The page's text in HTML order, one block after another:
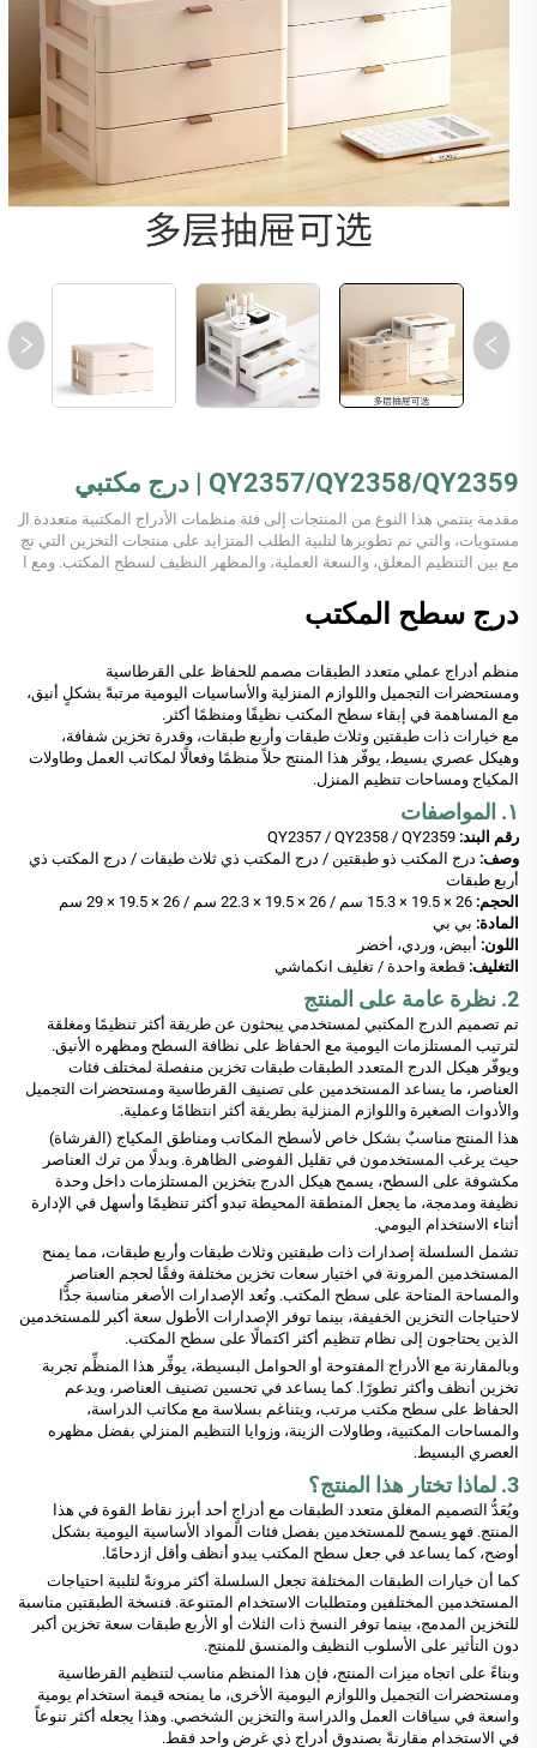
QY2357/QY2358/QY2359 | درج مكتبي
مقدمة ينتمي هذا النوع من المنتجات إلى فئة منظمات الأدراج المكتبية متعددة ال
مستويات، والتي تم تطويرها لتلبية الطلب المتزايد على منتجات التخزين التي تج
مع بين التنظيم المغلق، والسعة العملية، والمظهر النظيف لسطح المكتب. ومع ا
درج سطح المكتب
منظم أدراج عملي متعدد الطبقات مصمم للحفاظ على القرطاسية
ومستحضرات التجميل واللوازم المنزلية والأساسيات اليومية مرتبةً بشكلٍ أنيق،
مع المساهمة في إبقاء سطح المكتب نظيفًا ومنظمًا أكثر.
مع خيارات ذات طبقتين وثلاث طبقات وأربع طبقات، وقدرة تخزين شفافة،
وهيكل عصري بسيط، يوفّر هذا المنتج حلاً منظمًا وفعالًا لمكاتب العمل وطاولات
المكياج ومساحات تنظيم المنزل.
١. المواصفات
رقم البند: QY2357 / QY2358 / QY2359
وصف: درج المكتب ذو طبقتين / درج المكتب ذي ثلاث طبقات / درج المكتب ذي
أربع طبقات
الحجم: 26 × 19.5 × 15.3 سم / 26 × 19.5 × 22.3 سم / 26 × 19.5 × 29 سم
المادة: بي بي
اللون: أبيض، وردي، أخضر
التغليف: قطعة واحدة / تغليف انكماشي
2. نظرة عامة على المنتج
تم تصميم الدرج المكتبي لمستخدمي يبحثون عن طريقة أكثر تنظيمًا ومغلقة
لترتيب المستلزمات اليومية مع الحفاظ على نظافة السطح ومظهره الأنيق.
ويوفّر هيكل الدرج المتعدد الطبقات طبقات تخزين منفصلة لمختلف فئات
العناصر، ما يساعد المستخدمين على تصنيف القرطاسية ومستحضرات التجميل
والأدوات الصغيرة واللوازم المنزلية بطريقة أكثر انتظامًا وعملية.
هذا المنتج مناسبٌ بشكل خاص لأسطح المكاتب ومناطق المكياج (الفرشاة)
حيث يرغب المستخدمون في تقليل الفوضى الظاهرة. وبدلًا من ترك العناصر
مكشوفة على السطح، يسمح هيكل الدرج بتخزين المستلزمات داخل وحدة
نظيفة ومدمجة، ما يجعل المنطقة المحيطة تبدو أكثر تنظيمًا وأسهل في الإدارة
أثناء الاستخدام اليومي.
تشمل السلسلة إصدارات ذات طبقتين وثلاث طبقات وأربع طبقات، مما يمنح
المستخدمين المرونة في اختيار سعات تخزين مختلفة وفقًا لحجم العناصر
والمساحة المتاحة على سطح المكتب. وتُعد الإصدارات الأصغر مناسبة جدًّا
لاحتياجات التخزين الخفيفة، بينما توفر الإصدارات الأطول سعة أكبر للمستخدمين
الذين يحتاجون إلى نظام تنظيم أكثر اكتمالًا على سطح المكتب.
وبالمقارنة مع الأدراج المفتوحة أو الحوامل البسيطة، يوفِّر هذا المنظِّم تجربة
تخزين أنظف وأكثر تطورًا. كما يساعد في تحسين تصنيف العناصر، ويدعم
الحفاظ على سطح مكتب مرتب، ويتناغم بسلاسة مع مكاتب الدراسة،
والمساحات المكتبية، وطاولات الزينة، وزوايا التنظيم المنزلي بفضل مظهره
العصري البسيط.
3. لماذا تختار هذا المنتج؟
ويُعَدُّ التصميم المغلق متعدد الطبقات مع أدراجٍ أحد أبرز نقاط القوة في هذا
المنتج. فهو يسمح للمستخدمين بفصل فئات المواد الأساسية اليومية بشكل
أوضح، كما يساعد في جعل سطح المكتب يبدو أنظف وأقل ازدحامًا.
كما أن خيارات الطبقات المختلفة تجعل السلسلة أكثر مرونةً لتلبية احتياجات
المستخدمين المختلفين ومتطلبات الاستخدام المتنوعة. فنسخة الطبقتين مناسبة
للتخزين المدمج، بينما توفر النسخ ذات الثلاث أو الأربع طبقات سعة تخزين أكبر
دون التأثير على الأسلوب النظيف والمنسق للمنتج.
وبناءً على اتجاه ميزات المنتج، فإن هذا المنظم مناسب لتنظيم القرطاسية
ومستحضرات التجميل واللوازم اليومية الأخرى، ما يمنحه قيمة استخدام يومية
واسعة في سياقات العمل والدراسة والتخزين الشخصي. وهذا يجعله أكثر تنوعاً
في الاستخدام مقارنةً بصندوق أدراج ذي غرض واحد فقط.